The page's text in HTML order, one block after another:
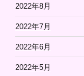
2022年8月
2022年7月
2022年6月
2022年5月